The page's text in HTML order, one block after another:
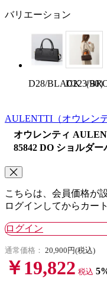
バリエーション
D28/BLACK（90
D223/
AULENTTI （オウレン
オウレンティ
85842 DO ショルダ
こちらは、会員価格が
ログインしてからカー
ログイン
通常価格： 20,900円(税込)
￥19,822 税込